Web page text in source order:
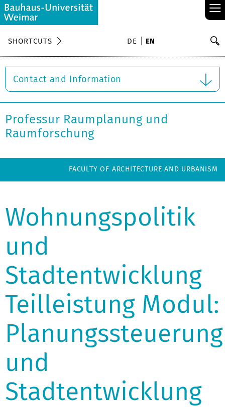
≡
SHORTCUTS DE EN
Contact and Information
Professur Raumplanung und
Raumforschung
FACULTY OF ARCHITECTURE AND URBANISM
Wohnungspolitik
und
Stadtentwicklung
Teilleistung Modul:
Planungssteuerung
und
Stadtentwicklung